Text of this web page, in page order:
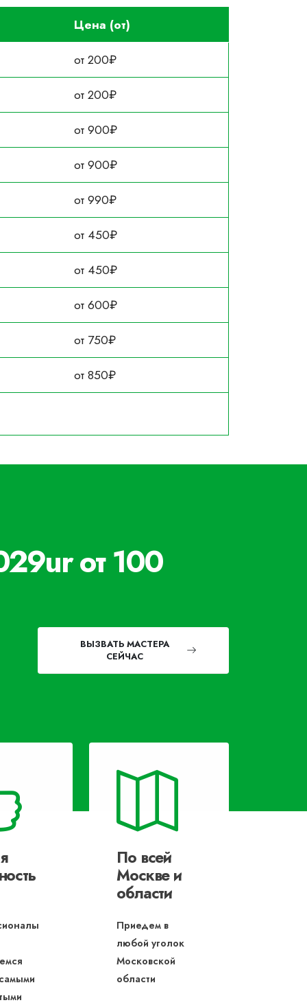
Цена (от)
от 200₽
от 200₽
от 900₽
от 900₽
от 990₽
от 450₽
от 450₽
от 600₽
от 750₽
от 850₽
от 100
ВЫЗВАТЬ МАСТЕРА
СЕЙЧАС
По всей
Москве и
области
Приедем в
любой уголок
Московской
области